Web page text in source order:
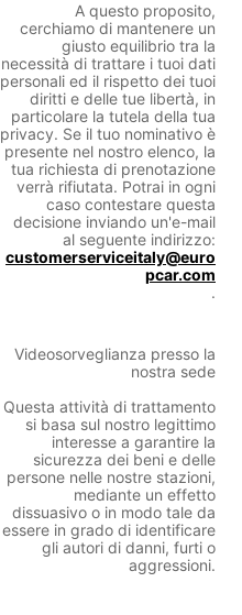
A questo proposito,
cerchiamo di mantenere un
giusto equilibrio tra la
necessità di trattare i tuoi dati
personali ed il rispetto dei tuoi
diritti e delle tue libertà, in
particolare la tutela della tua
privacy. Se il tuo nominativo è
presente nel nostro elenco, la
tua richiesta di prenotazione
verrà rifiutata. Potrai in ogni
caso contestare questa
decisione inviando un'e-mail
al seguente indirizzo:
customerserviceitaly@euro
pcar.com
.
Videosorveglianza presso la
nostra sede
Questa attività di trattamento
si basa sul nostro legittimo
interesse a garantire la
sicurezza dei beni e delle
persone nelle nostre stazioni,
mediante un effetto
dissuasivo o in modo tale da
essere in grado di identificare
gli autori di danni, furti o
aggressioni.